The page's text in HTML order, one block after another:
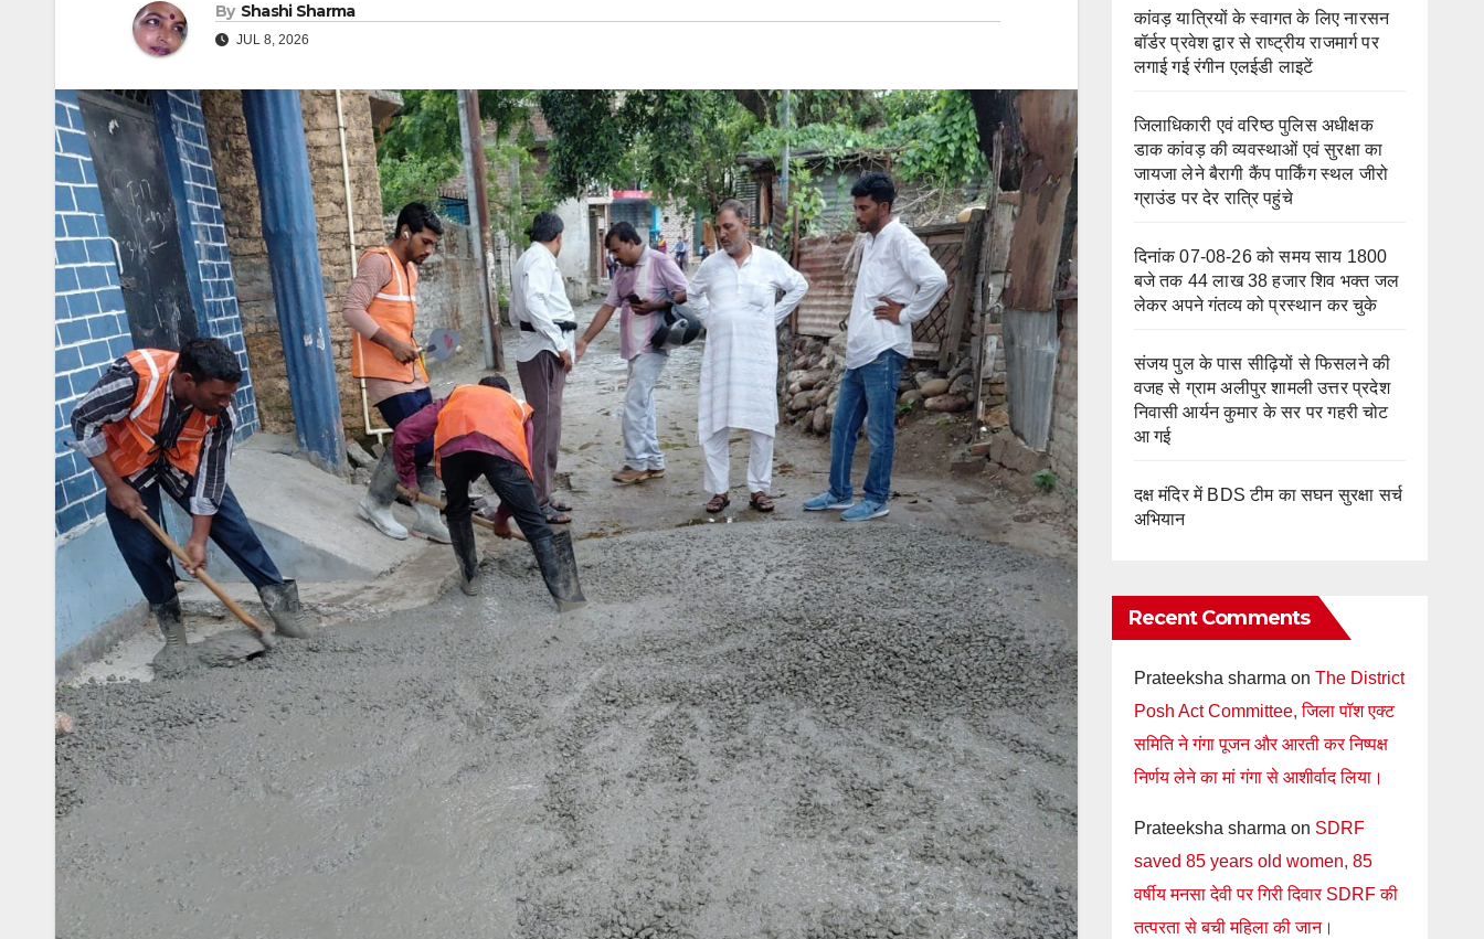
By Shashi Sharma
JUL 8, 2026
कांवड़ यात्रियों के स्वागत के लिए नारसन
बॉर्डर प्रवेश द्वार से राष्ट्रीय राजमार्ग पर
लगाई गई रंगीन एलईडी लाइटें
जिलाधिकारी एवं वरिष्ठ पुलिस अधीक्षक
डाक कांवड़ की व्यवस्थाओं एवं सुरक्षा का
जायजा लेने बैरागी कैंप पार्किंग स्थल जीरो
ग्राउंड पर देर रात्रि पहुंचे
दिनांक 07-08-26 को समय साय 1800
बजे तक 44 लाख 38 हजार शिव भक्त जल
लेकर अपने गंतव्य को प्रस्थान कर चुके
संजय पुल के पास सीढ़ियों से फिसलने की
वजह से ग्राम अलीपुर शामली उत्तर प्रदेश
निवासी आर्यन कुमार के सर पर गहरी चोट
आ गई
दक्ष मंदिर में BDS टीम का सघन सुरक्षा सर्च
अभियान
Recent Comments
Prateeksha sharma on The District
Posh Act Committee, जिला पॉश एक्ट
समिति ने गंगा पूजन और आरती कर निष्पक्ष
निर्णय लेने का मां गंगा से आशीर्वाद लिया।
Prateeksha sharma on SDRF
saved 85 years old women, 85
वर्षीय मनसा देवी पर गिरी दिवार SDRF की
तत्परता से बची महिला की जान।